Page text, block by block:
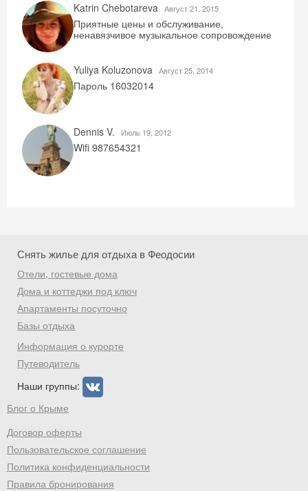
Katrin Chebotareva Август 21, 2015
Приятные цены и обслуживание,
ненавязчивое музыкальное сопровождение
Yuliya Koluzonova Август 25, 2014
Пароль 16032014
Dennis V. Июль 19, 2012
Wifi 987654321
Снять жилье для отдыха в Феодосии
Отели, гостевые дома
Дома и коттеджи под ключ
Апартаменты посуточно
Базы отдыха
Информация о курорте
Путеводитель
Наши группы:
Блог о Крыме
Договор оферты
Пользовательское соглашение
Политика конфиденциальности
Правила бронирования
Скидка −5%
Хочешь дешевле? Оставь почту и получи
промокод на первое бронирование!
Получить промокод